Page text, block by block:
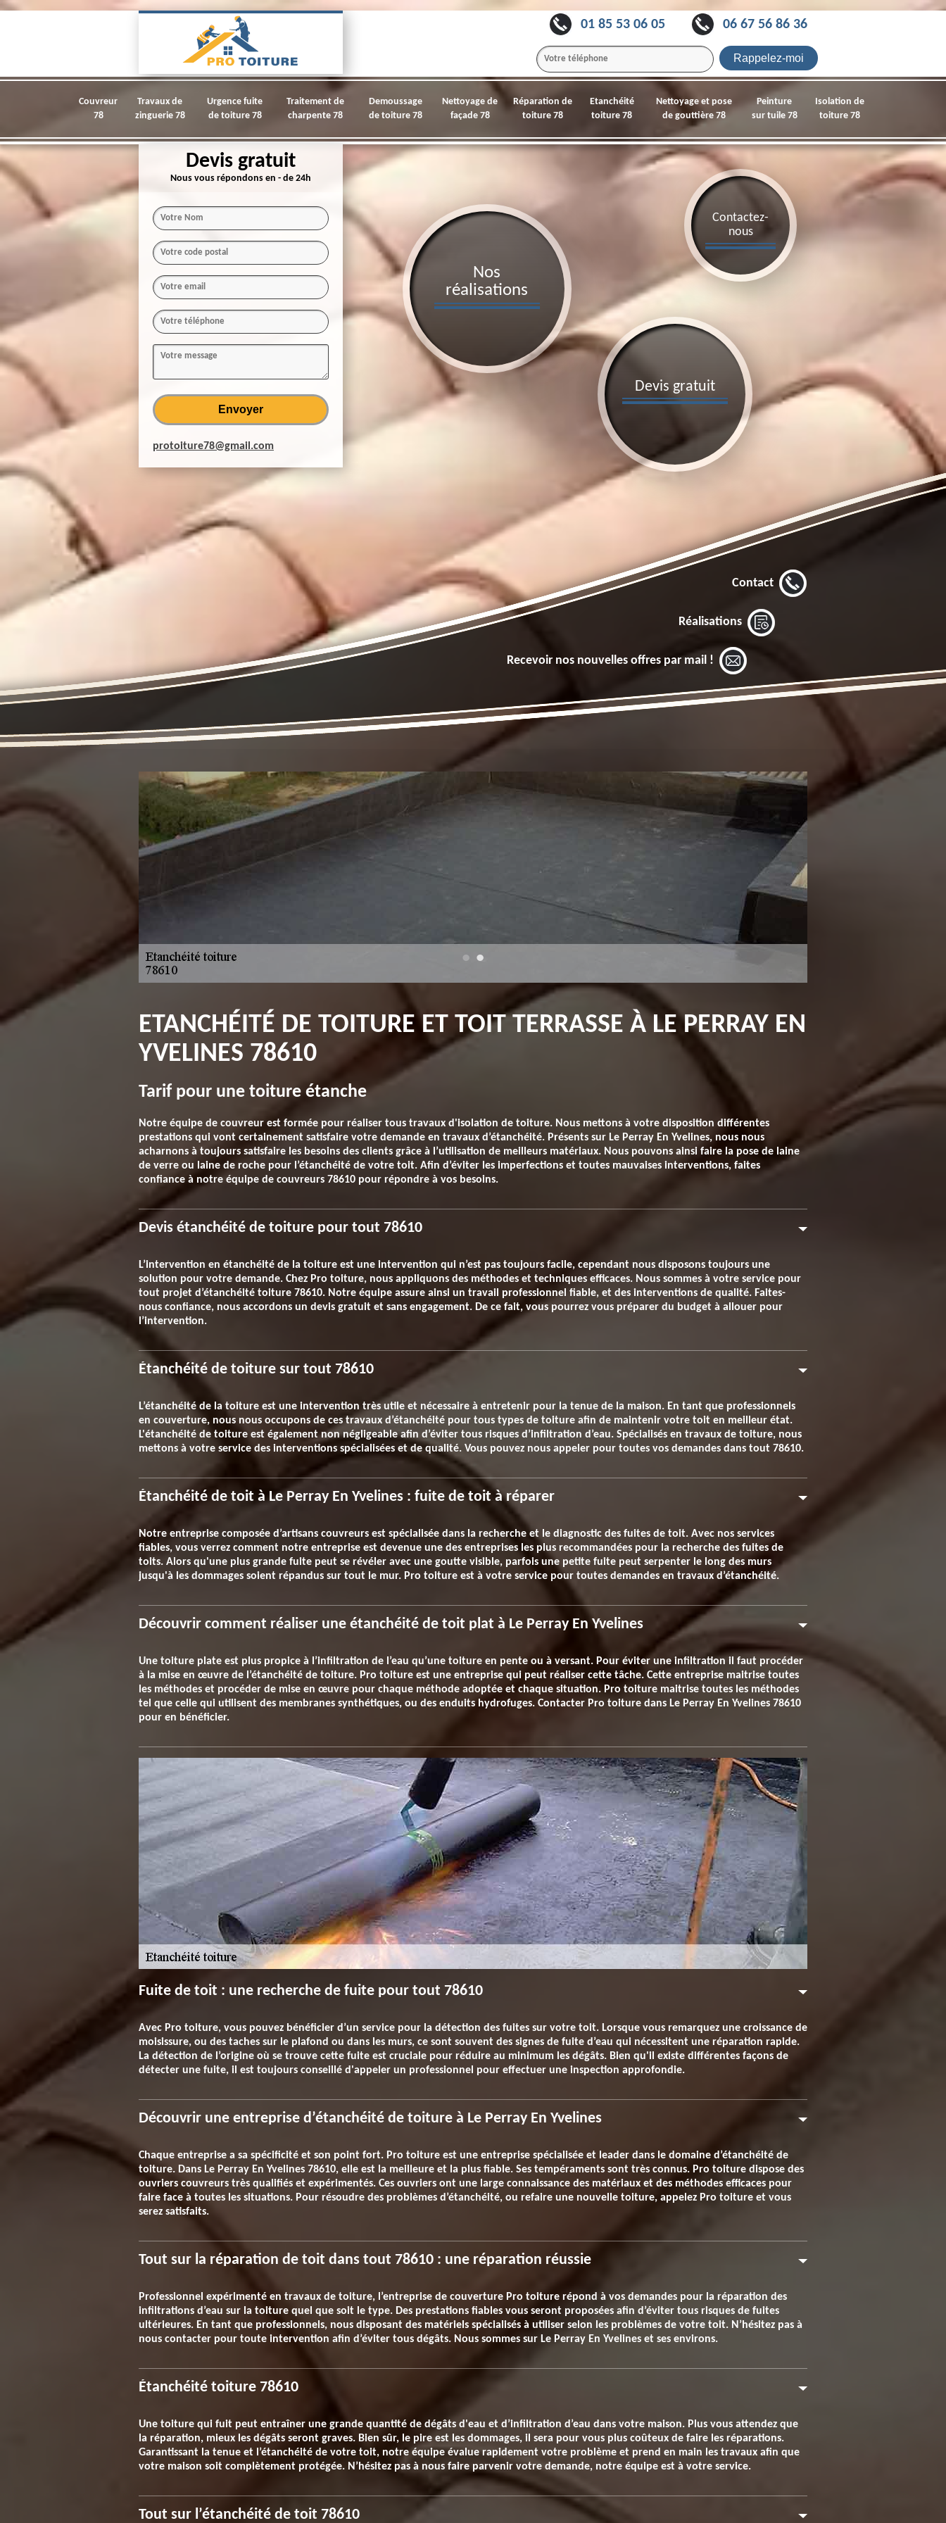
01 85 53 06 05 06 67 56 86 36
Couvreur
78
Travaux de
zinguerie 78
Urgence fuite
de toiture 78
Traitement de
charpente 78
Demoussage
de toiture 78
Nettoyage de
façade 78
Réparation de
toiture 78
Etanchéité
toiture 78
Nettoyage et pose
de gouttière 78
Peinture
sur tuile 78
Isolation de
toiture 78
Devis gratuit
Nous vous répondons en - de 24h
protoiture78@gmail.com
Devis gratuit
Contactez-
nous
Nos
réalisations
Contact
Réalisations
Recevoir nos nouvelles offres par mail !
ETANCHÉITÉ DE TOITURE ET TOIT TERRASSE À LE PERRAY EN
YVELINES 78610
Tarif pour une toiture étanche
Notre équipe de couvreur est formée pour réaliser tous travaux d'isolation de toiture. Nous mettons à votre disposition différentes
prestations qui vont certainement satisfaire votre demande en travaux d’étanchéité. Présents sur Le Perray En Yvelines, nous nous
acharnons à toujours satisfaire les besoins des clients grâce à l’utilisation de meilleurs matériaux. Nous pouvons ainsi faire la pose de laine
de verre ou laine de roche pour l’étanchéité de votre toit. Afin d’éviter les imperfections et toutes mauvaises interventions, faites
confiance à notre équipe de couvreurs 78610 pour répondre à vos besoins.
Devis étanchéité de toiture pour tout 78610
L’intervention en étanchéité de la toiture est une intervention qui n’est pas toujours facile, cependant nous disposons toujours une
solution pour votre demande. Chez Pro toiture, nous appliquons des méthodes et techniques efficaces. Nous sommes à votre service pour
tout projet d’étanchéité toiture 78610. Notre équipe assure ainsi un travail professionnel fiable, et des interventions de qualité. Faites-
nous confiance, nous accordons un devis gratuit et sans engagement. De ce fait, vous pourrez vous préparer du budget à allouer pour
l’intervention.
Étanchéité de toiture sur tout 78610
L’étanchéité de la toiture est une intervention très utile et nécessaire à entretenir pour la tenue de la maison. En tant que professionnels
en couverture, nous nous occupons de ces travaux d’étanchéité pour tous types de toiture afin de maintenir votre toit en meilleur état.
L'étanchéité de toiture est également non négligeable afin d’éviter tous risques d’infiltration d’eau. Spécialisés en travaux de toiture, nous
mettons à votre service des interventions spécialisées et de qualité. Vous pouvez nous appeler pour toutes vos demandes dans tout 78610.
Étanchéité de toit à Le Perray En Yvelines : fuite de toit à réparer
Notre entreprise composée d’artisans couvreurs est spécialisée dans la recherche et le diagnostic des fuites de toit. Avec nos services
fiables, vous verrez comment notre entreprise est devenue une des entreprises les plus recommandées pour la recherche des fuites de
toits. Alors qu'une plus grande fuite peut se révéler avec une goutte visible, parfois une petite fuite peut serpenter le long des murs
jusqu'à les dommages soient répandus sur tout le mur. Pro toiture est à votre service pour toutes demandes en travaux d’étanchéité.
Découvrir comment réaliser une étanchéité de toit plat à Le Perray En Yvelines
Une toiture plate est plus propice à l’infiltration de l’eau qu’une toiture en pente ou à versant. Pour éviter une infiltration il faut procéder
à la mise en œuvre de l’étanchéité de toiture. Pro toiture est une entreprise qui peut réaliser cette tâche. Cette entreprise maitrise toutes
les méthodes et procéder de mise en œuvre pour chaque méthode adoptée et chaque situation. Pro toiture maitrise toutes les méthodes
tel que celle qui utilisent des membranes synthétiques, ou des enduits hydrofuges. Contacter Pro toiture dans Le Perray En Yvelines 78610
pour en bénéficier.
Fuite de toit : une recherche de fuite pour tout 78610
Avec Pro toiture, vous pouvez bénéficier d’un service pour la détection des fuites sur votre toit. Lorsque vous remarquez une croissance de
moisissure, ou des taches sur le plafond ou dans les murs, ce sont souvent des signes de fuite d’eau qui nécessitent une réparation rapide.
La détection de l’origine où se trouve cette fuite est cruciale pour réduire au minimum les dégâts. Bien qu'il existe différentes façons de
détecter une fuite, il est toujours conseillé d'appeler un professionnel pour effectuer une inspection approfondie.
Découvrir une entreprise d’étanchéité de toiture à Le Perray En Yvelines
Chaque entreprise a sa spécificité et son point fort. Pro toiture est une entreprise spécialisée et leader dans le domaine d’étanchéité de
toiture. Dans Le Perray En Yvelines 78610, elle est la meilleure et la plus fiable. Ses tempéraments sont très connus. Pro toiture dispose des
ouvriers couvreurs très qualifiés et expérimentés. Ces ouvriers ont une large connaissance des matériaux et des méthodes efficaces pour
faire face à toutes les situations. Pour résoudre des problèmes d’étanchéité, ou refaire une nouvelle toiture, appelez Pro toiture et vous
serez satisfaits.
Tout sur la réparation de toit dans tout 78610 : une réparation réussie
Professionnel expérimenté en travaux de toiture, l’entreprise de couverture Pro toiture répond à vos demandes pour la réparation des
infiltrations d’eau sur la toiture quel que soit le type. Des prestations fiables vous seront proposées afin d’éviter tous risques de fuites
ultérieures. En tant que professionnels, nous disposant des matériels spécialisés à utiliser selon les problèmes de votre toit. N’hésitez pas à
nous contacter pour toute intervention afin d’éviter tous dégâts. Nous sommes sur Le Perray En Yvelines et ses environs.
Étanchéité toiture 78610
Une toiture qui fuit peut entraîner une grande quantité de dégâts d'eau et d’infiltration d’eau dans votre maison. Plus vous attendez que
la réparation, mieux les dégâts seront graves. Bien sûr, le pire est les dommages, il sera pour vous plus coûteux de faire les réparations.
Garantissant la tenue et l’étanchéité de votre toit, notre équipe évalue rapidement votre problème et prend en main les travaux afin que
votre maison soit complètement protégée. N’hésitez pas à nous faire parvenir votre demande, notre équipe est à votre service.
Tout sur l’étanchéité de toit 78610